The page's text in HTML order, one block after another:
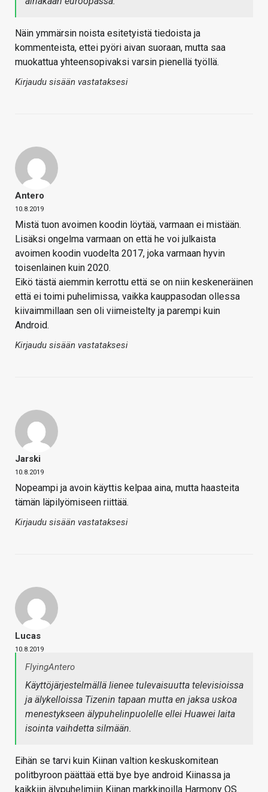
Näin ymmärsin noista esitetyistä tiedoista ja
kommenteista, ettei pyöri aivan suoraan, mutta saa
muokattua yhteensopivaksi varsin pienellä työllä.
Kirjaudu sisään vastataksesi
Antero
10.8.2019
Mistä tuon avoimen koodin löytää, varmaan ei mistään.
Lisäksi ongelma varmaan on että he voi julkaista
avoimen koodin vuodelta 2017, joka varmaan hyvin
toisenlainen kuin 2020.
Eikö tästä aiemmin kerrottu että se on niin keskeneräinen
että ei toimi puhelimissa, vaikka kauppasodan ollessa
kiivaimmillaan sen oli viimeistelty ja parempi kuin
Android.
Kirjaudu sisään vastataksesi
Jarski
10.8.2019
Nopeampi ja avoin käyttis kelpaa aina, mutta haasteita
tämän läpilyömiseen riittää.
Kirjaudu sisään vastataksesi
Lucas
10.8.2019
FlyingAntero
Käyttöjärjestelmällä lienee tulevaisuutta televisioissa
ja älykelloissa Tizenin tapaan mutta en jaksa uskoa
menestykseen älypuhelinpuolelle ellei Huawei laita
isointa vaihdetta silmään.
Eihän se tarvi kuin Kiinan valtion keskuskomitean
politbyroon päättää että bye bye android Kiinassa ja
kaikkiin älypuhelimiin Kiinan markkinoilla Harmony OS.